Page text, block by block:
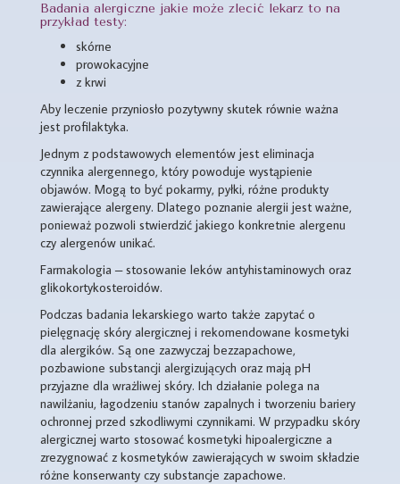
Badania alergiczne jakie może zlecić lekarz to na
przykład testy:
skórne
prowokacyjne
z krwi
Aby leczenie przyniosło pozytywny skutek równie ważna
jest profilaktyka.
Jednym z podstawowych elementów jest eliminacja
czynnika alergennego, który powoduje wystąpienie
objawów. Mogą to być pokarmy, pyłki, różne produkty
zawierające alergeny. Dlatego poznanie alergii jest ważne,
ponieważ pozwoli stwierdzić jakiego konkretnie alergenu
czy alergenów unikać.
Farmakologia – stosowanie leków antyhistaminowych oraz
glikokortykosteroidów.
Podczas badania lekarskiego warto także zapytać o
pielęgnację skóry alergicznej i rekomendowane kosmetyki
dla alergików. Są one zazwyczaj bezzapachowe,
pozbawione substancji alergizujących oraz mają pH
przyjazne dla wrażliwej skóry. Ich działanie polega na
nawilżaniu, łagodzeniu stanów zapalnych i tworzeniu bariery
ochronnej przed szkodliwymi czynnikami. W przypadku skóry
alergicznej warto stosować kosmetyki hipoalergiczne a
zrezygnować z kosmetyków zawierających w swoim składzie
różne konserwanty czy substancje zapachowe.